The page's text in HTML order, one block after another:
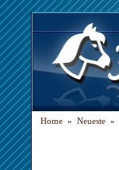
Home » Neueste »